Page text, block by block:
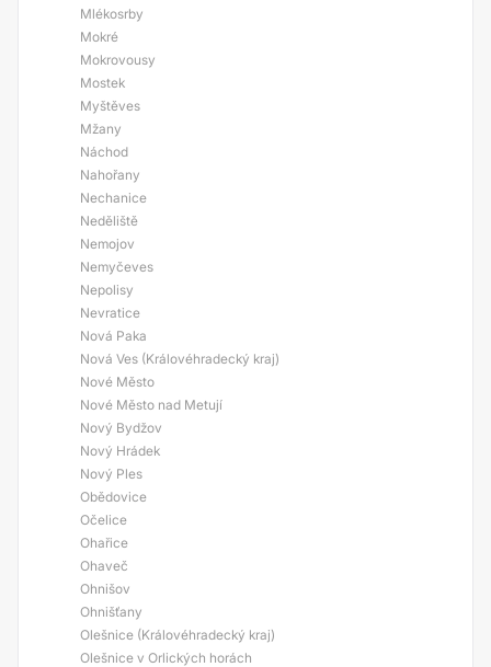
Mlékosrby
Mokré
Mokrovousy
Mostek
Myštěves
Mžany
Náchod
Nahořany
Nechanice
Neděliště
Nemojov
Nemyčeves
Nepolisy
Nevratice
Nová Paka
Nová Ves (Královéhradecký kraj)
Nové Město
Nové Město nad Metují
Nový Bydžov
Nový Hrádek
Nový Ples
Obědovice
Očelice
Ohařice
Ohaveč
Ohnišov
Ohnišťany
Olešnice (Královéhradecký kraj)
Olešnice v Orlických horách